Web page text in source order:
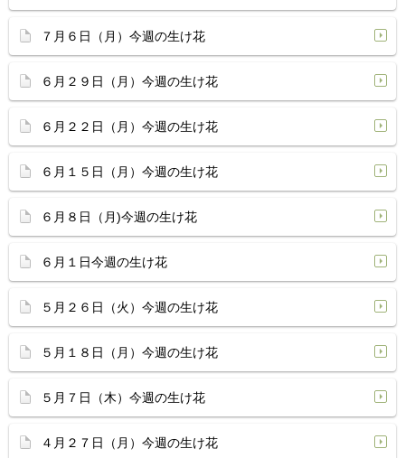
７月６日（月）今週の生け花
６月２９日（月）今週の生け花
６月２２日（月）今週の生け花
６月１５日（月）今週の生け花
６月８日（月)今週の生け花
６月１日今週の生け花
５月２６日（火）今週の生け花
５月１８日（月）今週の生け花
５月７日（木）今週の生け花
４月２７日（月）今週の生け花